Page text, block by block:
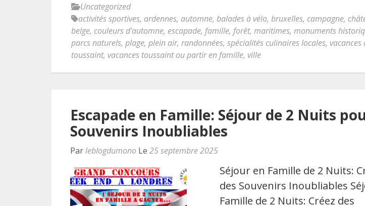
Uncategorized
activités sportives, ardennes, automne, balades à vélo, bruxelles, campagne,
belge, couleurs d'automne, escapade, famille, forêt, maritimes, monuments
parcs naturels, plage, plein air, randonnées, spécialités culinaires locales, vacances
toussaint, vacances toussaint ou partir en famille, ville
Escapade en Famille: Séjour de 2 Nuits
Souvenirs Inoubliables
Parleblogdumono Le 25 septembre 2025
Séjour en Famille de 2 Nuits:
des Souvenirs Inoubliables
Famille de 2 Nuits: Créez des